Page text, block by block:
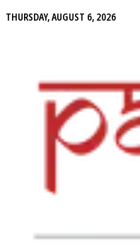
THURSDAY, AUGUST 6, 2026